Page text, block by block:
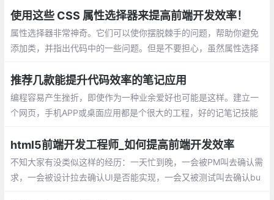
使用这些 CSS 属性选择器来提高前端开发效率！
属性选择器非常神奇。它们可以使你摆脱棘手的问题，帮助你避免
添加类，并指出代码中的一些问题。但是不要担心，虽然属性选择
将讨论它们是如何运行的，并给出一些如何使用它们的想法。
推荐几款能提升代码效率的笔记应用
编程容易产生挫折，即使作为一种业余爱好也可能是这样。建立一
个网页，手机APP或桌面应用都是个很大的工程，好的记笔记技能
法
html5前端开发工程师_如何提高前端开发效率
不知大家有没类似这样的经历：一天忙到晚，一会被PM叫去确认需
求，一会被设计拉去确认UI是否能实现，一会又被测试叫去确认bu